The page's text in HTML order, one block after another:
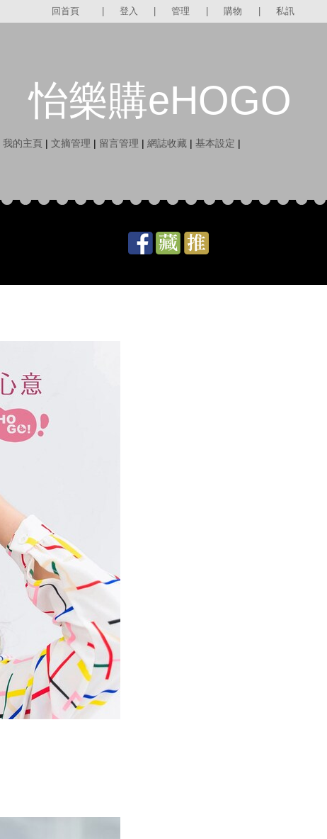
回首頁 登入 管理 購物 私訊
怡樂購eHOGO
我的主頁 | 文摘管理 | 留言管理 | 網誌收藏 | 基本設定 |